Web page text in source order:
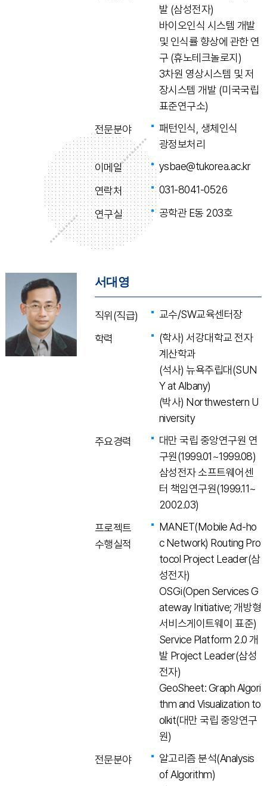
발 (삼성전자)
바이오인식 시스템 개발
및 인식률 향상에 관한 연
구 (휴노테크놀로지)
3차원 영상시스템 및 저
장시스템 개발 (미국국립
표준연구소)
전문분야
패턴인식, 생체인식
광정보처리
이메일
ysbae@tukorea.ac.kr
연락처
031-8041-0526
연구실
공학관 E동 203호
서대영
직위(직급)
교수/SW교육센터장
학력
(학사) 서강대학교 전자
계산학과
(석사) 뉴욕주립대(SUN
Y at Albany)
(박사) Northwestern U
niversity
주요경력
대만 국립 중앙연구원 연
구원(1999.01~1999.08)
삼성전자 소프트웨어센
터 책임연구원(1999.11~
2002.03)
프로젝트
수행실적
MANET(Mobile Ad-ho
c Network) Routing Pro
tocol Project Leader(삼
성전자)
OSGi(Open Services G
ateway Initiative; 개방형
서비스게이트웨이 표준)
Service Platform 2.0 개
발 Project Leader(삼성
전자)
GeoSheet: Graph Algori
thm and Visualization to
olkit(대만 국립 중앙연구
원)
전문분야
알고리즘 분석(Analysis
of Algorithm)